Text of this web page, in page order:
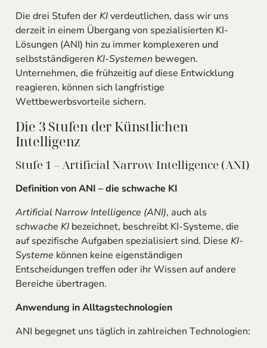
Die drei Stufen derKIverdeutlichen, dass wir uns
derzeit in einem Übergang von spezialisierten KI-
Lösungen (ANI) hin zu immer komplexeren und
selbstständigeren KI-Systemenbewegen.
Unternehmen, die frühzeitig auf diese Entwicklung
reagieren, können sich langfristige
Wettbewerbsvorteile sichern.
Die 3 Stufen der Künstlichen
Intelligenz
Stufe 1 – Artificial Narrow Intelligence (ANI)
Definition von ANI – die schwache KI
Artificial Narrow Intelligence (ANI), auch als
schwache KIbezeichnet, beschreibt KI-Systeme, die
auf spezifische Aufgaben spezialisiert sind. Diese KI-
Systeme können keine eigenständigen
Entscheidungen treffen oder ihr Wissen auf andere
Bereiche übertragen.
Anwendung in Alltagstechnologien
ANI begegnet uns täglich in zahlreichen Technologien: